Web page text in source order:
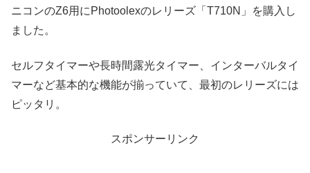
ニコンのZ6用にPhotoolexのレリーズ「T710N」を購入し
ました。
セルフタイマーや長時間露光タイマー、インターバルタイ
マーなど基本的な機能が揃っていて、最初のレリーズには
ピッタリ。
スポンサーリンク